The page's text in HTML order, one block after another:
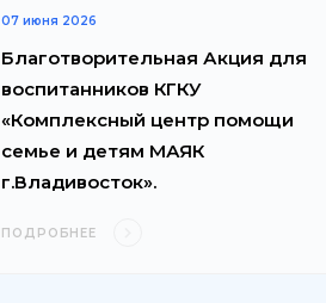
07 июня 2026
Благотворительная Акция для
воспитанников КГКУ
«Комплексный центр помощи
семье и детям МАЯК
г.Владивосток».
ПОДРОБНЕЕ